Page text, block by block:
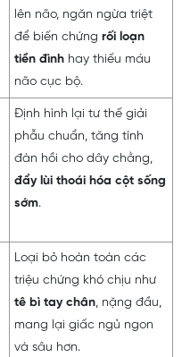
lên não, ngăn ngừa triệt
để biến chứng rối loạn
tiền đìnhhay thiếu máu
não cục bộ.
Định hình lại tư thế giải
phẫu chuẩn, tăng tính
đàn hồi cho dây chằng,
đẩy lùi thoái hóa cột sống
sớm.
Loại bỏ hoàn toàn các
triệu chứng khó chịu như
tê bì tay chân, nặng đầu,
mang lại giấc ngủ ngon
và sâu hơn.